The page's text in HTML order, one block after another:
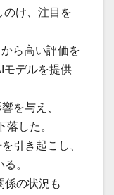
のけ、注目を
ら高い評価を
モデルを提供
を与え、
した。
引き起こし、
。
係の状況も